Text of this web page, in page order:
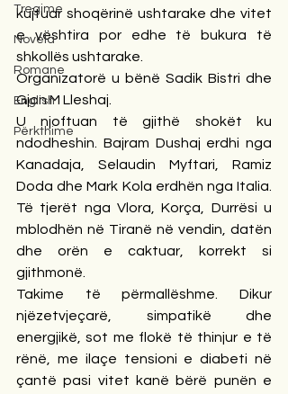
Tregime
Novela
Romane
English
Përkthime
kujtuar shoqërinë ushtarake dhe vitet
e vështira por edhe të bukura të
shkollës ushtarake.
Organizatorë u bënë Sadik Bistri dhe
Gjon M Lleshaj.
U njoftuan të gjithë shokët ku
ndodheshin. Bajram Dushaj erdhi nga
Kanadaja, Selaudin Myftari, Ramiz
Doda dhe Mark Kola erdhën nga Italia.
Të tjerët nga Vlora, Korça, Durrësi u
mblodhën në Tiranë në vendin, datën
dhe orën e caktuar, korrekt si
gjithmonë.
Takime të përmallëshme. Dikur
njëzetvjeçarë, simpatikë dhe
energjikë, sot me flokë të thinjur e të
rënë, me ilaçe tensioni e diabeti në
çantë pasi vitet kanë bërë punën e